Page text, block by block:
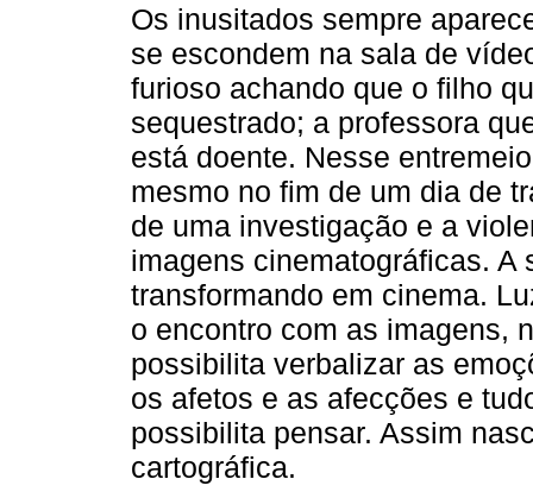
Os inusitados sempre
se escondem na sala de
furioso achando que o filho
sequestrado; a professora
está doente. Nesse
mesmo no fim de um dia de
de uma investigação e a
imagens cinematográficas. A
transformando em cinema.
o encontro com as imagens,
possibilita verbalizar as
os afetos e as afecções e
possibilita pensar. Assim
cartográfica.